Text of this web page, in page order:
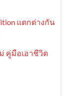
แตกต่างกัน
คู่มือเอาชีวิต